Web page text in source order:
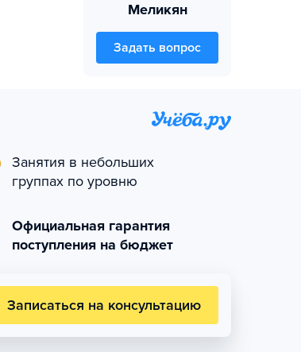
Меликян
Задать вопрос
Занятия в небольших
группах по уровню
Официальная гарантия
поступления на бюджет
Записаться на консультацию